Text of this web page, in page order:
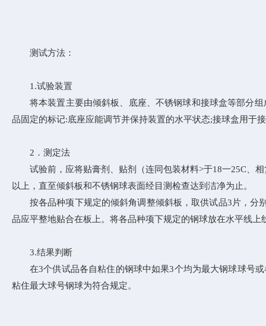
测试方法：
1.试验装置
将本装置主要由倾斜板、底座、不锈钢球和接球盒等部分
品固定的标记:底座应能调节并保持装置的水平状态;接球盒用于
2．测定法
试验前，应将贴膏剂、贴剂（连同包装材料>于18一25C、
以上，直至倾斜板和不锈钢球表面经目测检查达到洁净为止。
按各品种项下规定的倾斜角调整倾斜板，取供试品3片，分
品应平整地贴合在板上。将各品种项下规定的钢球放在水平线上
3.结果判断
在3个供试品各自粘住的钢球中如果3个均为最大钢球球号
粘住最大球号钢球为符合规定。